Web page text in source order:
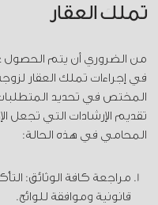
تملك العقار
من الضروري أن يتم الحصول
في إجراءات تملك العقار
المختص في تحديد
تقديم الإرشادات التي تجعل
المحامي في هذه الحالة:
مراجعة كافة الوثائق:
قانونية وموافقة للوائح.